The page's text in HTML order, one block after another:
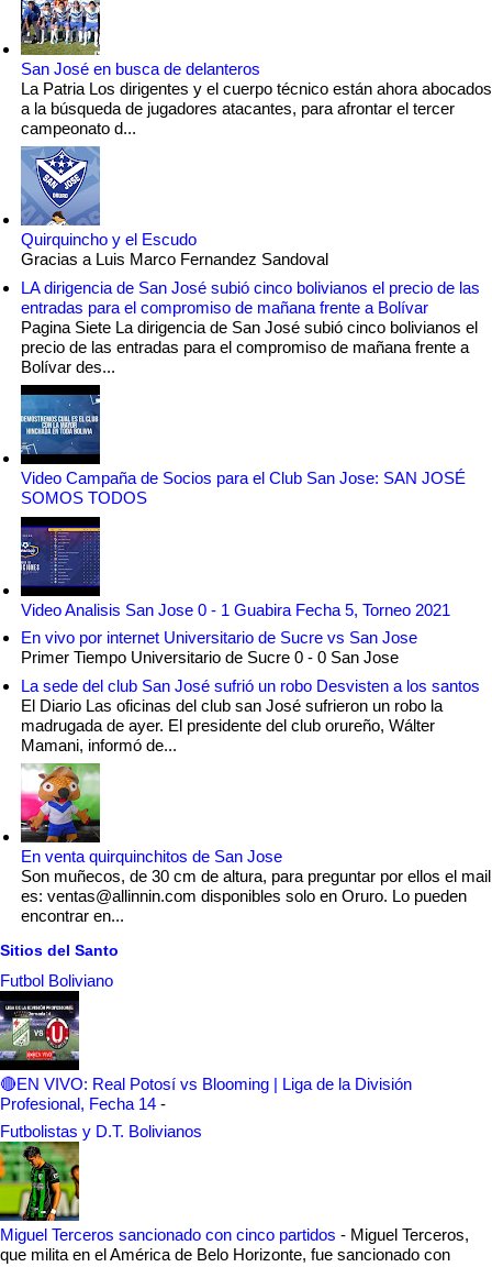
San José en busca de delanteros
La Patria Los dirigentes y el cuerpo técnico están ahora abocados
a la búsqueda de jugadores atacantes, para afrontar el tercer
campeonato d...
Quirquincho y el Escudo
Gracias a Luis Marco Fernandez Sandoval
LA dirigencia de San José subió cinco bolivianos el precio de las
entradas para el compromiso de mañana frente a Bolívar
Pagina Siete La dirigencia de San José subió cinco bolivianos el
precio de las entradas para el compromiso de mañana frente a
Bolívar des...
Video Campaña de Socios para el Club San Jose: SAN JOSÉ
SOMOS TODOS
Video Analisis San Jose 0 - 1 Guabira Fecha 5, Torneo 2021
En vivo por internet Universitario de Sucre vs San Jose
Primer Tiempo Universitario de Sucre 0 - 0 San Jose
La sede del club San José sufrió un robo Desvisten a los santos
El Diario Las oficinas del club san José sufrieron un robo la
madrugada de ayer. El presidente del club orureño, Wálter
Mamani, informó de...
En venta quirquinchitos de San Jose
Son muñecos, de 30 cm de altura, para preguntar por ellos el mail
es: ventas@allinnin.com disponibles solo en Oruro. Lo pueden
encontrar en...
Sitios del Santo
Futbol Boliviano
🔴EN VIVO: Real Potosí vs Blooming | Liga de la División
Profesional, Fecha 14 -
Futbolistas y D.T. Bolivianos
Miguel Terceros sancionado con cinco partidos - Miguel Terceros,
que milita en el América de Belo Horizonte, fue sancionado con